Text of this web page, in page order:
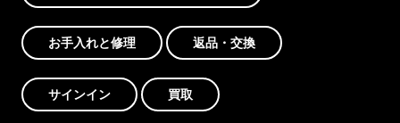
お手入れと修理 返品・交換
サインイン 買取